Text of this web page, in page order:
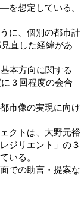
想定している。
に、個別の都市計
直した経緯があ
本方向に関する
３回程度の会合
市像の実現に向け
クトは、大野元裕
ジリエント」の３
いる。
での助言・提案な